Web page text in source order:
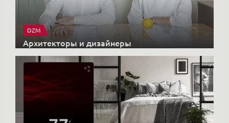
DZM
Архитекторы и дизайнеры